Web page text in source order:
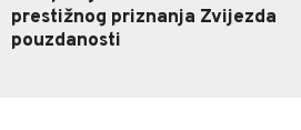
prestižnog priznanja Zvijezda
pouzdanosti